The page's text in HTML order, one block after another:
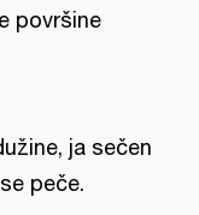
površine
ja sečen
peče.